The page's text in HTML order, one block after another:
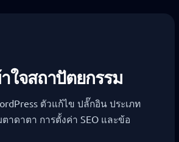
ใจสถาปัตยกรรม
ตัวแก้ไข ปลั๊กอิน ประเภท
าดาตา การตั้งค่า SEO และข้อ